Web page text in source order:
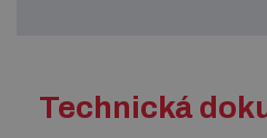
Technická